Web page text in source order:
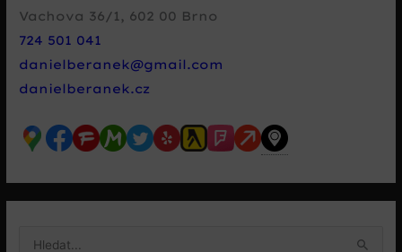
Vachova 36/1 , 602 00 Brno
724 501 041
danielberanek@gmail.com
danielberanek.cz